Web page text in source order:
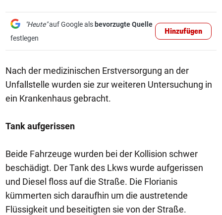
"Heute"auf Google als bevorzugte Quelle
festlegen
Hinzufügen
Nach der medizinischen Erstversorgung an der
Unfallstelle wurden sie zur weiteren Untersuchung in
ein Krankenhaus gebracht.
Tank aufgerissen
Beide Fahrzeuge wurden bei der Kollision schwer
beschädigt. Der Tank des Lkws wurde aufgerissen
und Diesel floss auf die Straße. Die Florianis
kümmerten sich daraufhin um die austretende
Flüssigkeit und beseitigten sie von der Straße.